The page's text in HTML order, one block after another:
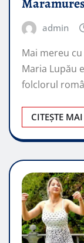
admin
Mai mereu
Maria Lupău
folclorul
CITEȘTE